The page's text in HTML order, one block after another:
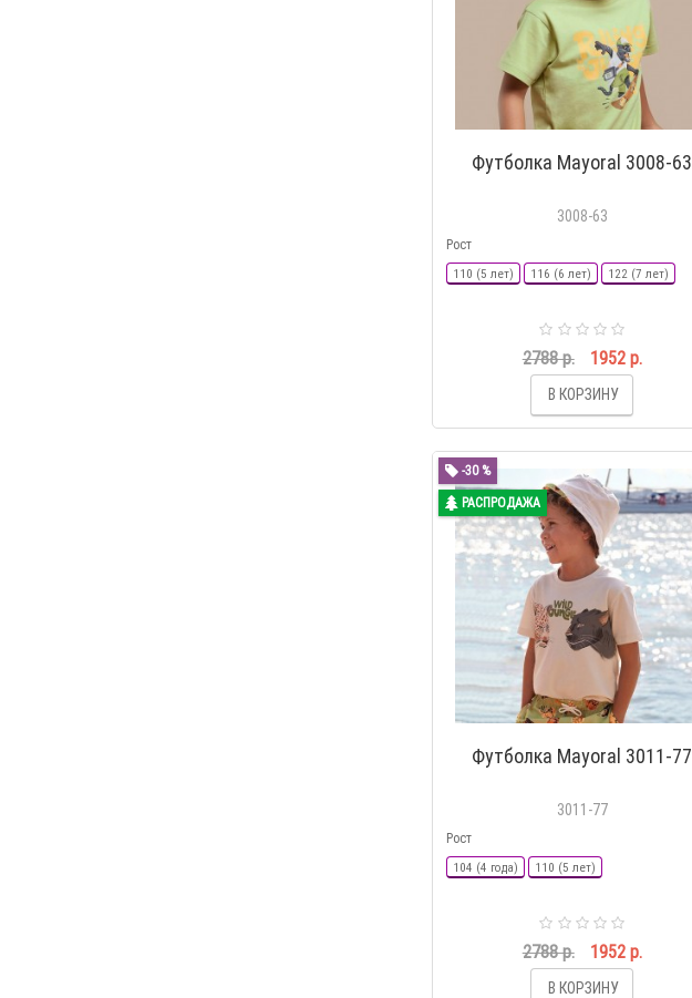
Футболка Mayoral 3008-63
3008-63
Рост
110 (5 лет) 116 (6 лет) 122 (7 лет)
2788 р. 1952 р.
В КОРЗИНУ
-30 %
РАСПРОДАЖА
Футболка Mayoral 3011-77
3011-77
Рост
104 (4 года) 110 (5 лет)
2788 р. 1952 р.
В КОРЗИНУ